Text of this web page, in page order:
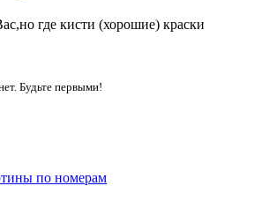
где кисти (хорошие) краски
Будьте первыми!
по номерам